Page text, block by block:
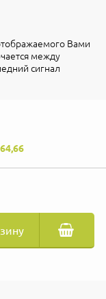
Вами
между
сигнал